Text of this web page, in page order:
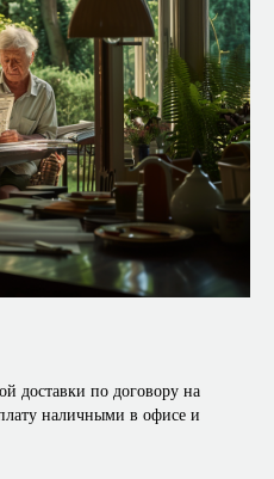
доставки по договору на
наличными в офисе и